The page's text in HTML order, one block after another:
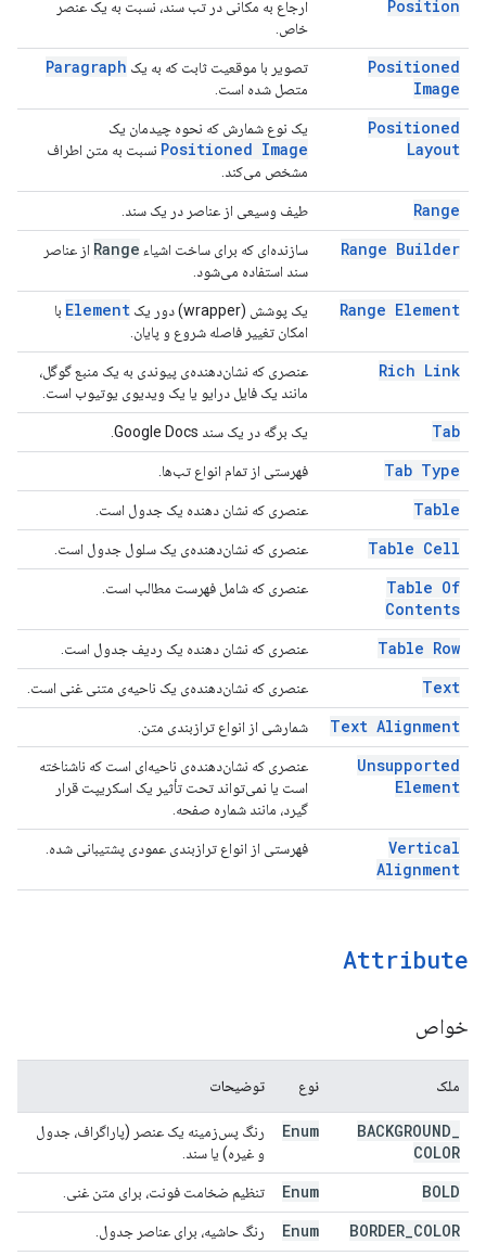
Position
ارجاع به مکانی در تب سند، نسبت به یک عنصر
خاص.
Positioned
Image
تصویر با موقعیت ثابت که به یک Paragraph
متصل شده است.
Positioned
Layout
یک نوع شمارش که نحوه چیدمان یک
Positioned Image نسبت به متن اطراف
مشخص می‌کند.
Range طیف وسیعی از عناصر در یک سند.
Range Builder سازنده‌ای که برای ساخت اشیاء Range از عناصر
سند استفاده می‌شود.
Range Element یک پوشش (wrapper) دور یک Element با
امکان تغییر فاصله شروع و پایان.
Rich Link
عنصری که نشان‌دهنده‌ی پیوندی به یک منبع گوگل،
مانند یک فایل درایو یا یک ویدیوی یوتیوب است.
Tab یک برگه در یک سند Google Docs.
Tab Type فهرستی از تمام انواع تب‌ها.
Table عنصری که نشان دهنده یک جدول است.
Table Cell عنصری که نشان‌دهنده‌ی یک سلول جدول است.
Table Of
Contents
عنصری که شامل فهرست مطالب است.
Table Row عنصری که نشان دهنده یک ردیف جدول است.
Text عنصری که نشان‌دهنده‌ی یک ناحیه‌ی متنی غنی است.
Text Alignment شمارشی از انواع ترازبندی متن.
Unsupported
Element
عنصری که نشان‌دهنده‌ی ناحیه‌ای است که ناشناخته
است یا نمی‌تواند تحت تأثیر یک اسکریپت قرار
گیرد، مانند شماره صفحه.
Vertical
Alignment
فهرستی از انواع ترازبندی عمودی پشتیبانی شده.
Attribute
خواص
ملک نوع توضیحات
BACKGROUND
COLOR
Enum
رنگ پس‌زمینه یک عنصر (پاراگراف، جدول
و غیره) یا سند.
BOLD
Enum تنظیم ضخامت فونت، برای متن غنی.
BORDER COLOR
Enum رنگ حاشیه، برای عناصر جدول.